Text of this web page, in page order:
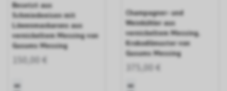
Besetzt aus
Schmiedeeisen mit
Löwenmaskarons aus
vernickeltem Messing von
Gusums Messing
150,00 €
Champagner- und
Weinkühler aus
vernickeltem Messing,
Krokodilmuster von
Gusums Messing
375,00 €